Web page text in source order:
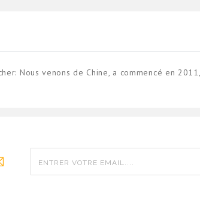
Nous venons de Chine, a commencé en